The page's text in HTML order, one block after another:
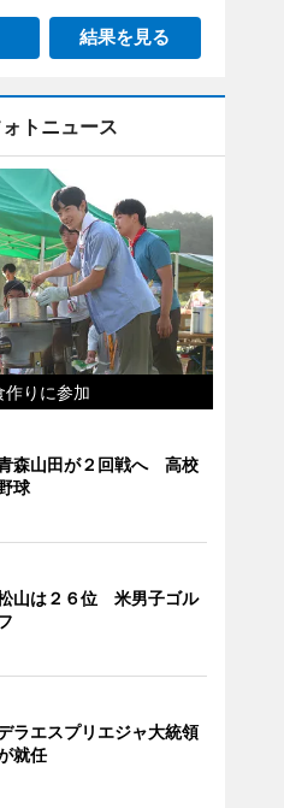
結果を見る
トニュース
作りに参加
森山田が２回戦へ 高校
球
山は２６位 米男子ゴル
ラエスプリエジャ大統領
就任